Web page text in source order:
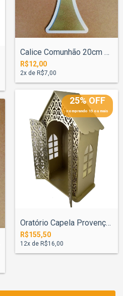
Calice Comunhão 20cm Pintado
R$12,00
2x de R$7,00
25% OFF
comprando 15 ou mais
Oratório Capela Provençal Porta para San...
R$155,50
12x de R$16,00